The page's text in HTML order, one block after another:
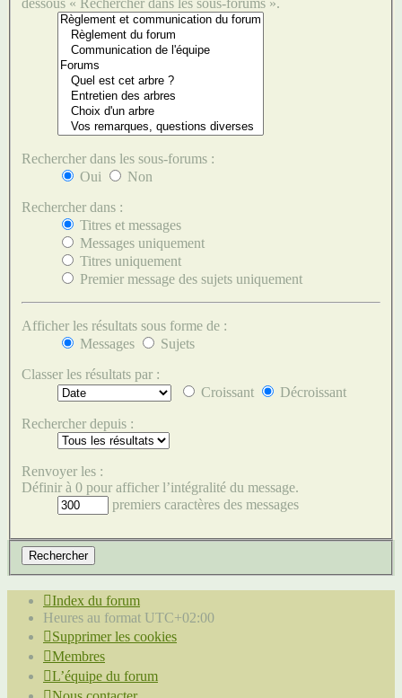
Rechercher dans les sous-forums :
Oui
Non
Rechercher dans :
Titres et messages
Messages uniquement
Titres uniquement
Premier message des sujets uniquement
Afficher les résultats sous forme de :
Messages
Sujets
Classer les résultats par :
Croissant
Décroissant
Rechercher depuis :
Renvoyer les :
Définir à 0 pour afficher l’intégralité du message.
premiers caractères des messages
Index du forum
Heures au format UTC+02:00
Supprimer les cookies
Membres
L’équipe du forum